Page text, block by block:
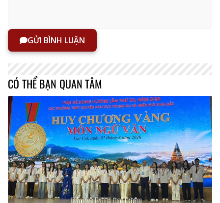
GỬI BÌNH LUẬN
CÓ THỂ BẠN QUAN TÂM